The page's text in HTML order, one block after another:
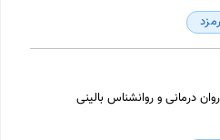
درمانی و روانشناس بالینی